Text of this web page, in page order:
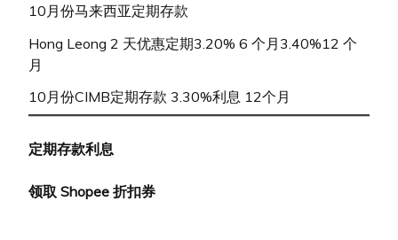
10月份马来西亚定期存款
Hong Leong 2 天优惠定期3.20% 6 个月3.40%12 个
月
10月份CIMB定期存款 3.30%利息 12个月
定期存款利息
领取 Shopee 折扣券